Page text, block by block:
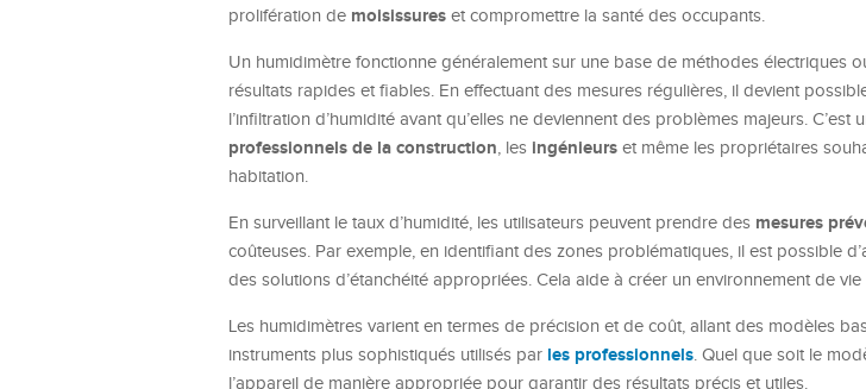
prolifération de moisissures et compromettre la santé des occupants.
Un humidimètre fonctionne généralement sur une base de méthodes électriques
résultats rapides et fiables. En effectuant des mesures régulières, il devient
l’infiltration d’humidité avant qu’elles ne deviennent des problèmes majeurs.
professionnels de la construction, les ingénieurs et même les propriétaires
habitation.
En surveillant le taux d’humidité, les utilisateurs peuvent prendre des mesures
coûteuses. Par exemple, en identifiant des zones problématiques, il est possible
des solutions d’étanchéité appropriées. Cela aide à créer un environnement de
Les humidimètres varient en termes de précision et de coût, allant des modèles
instruments plus sophistiqués utilisés par les professionnels. Quel que soit le
l’appareil de manière appropriée pour garantir des résultats précis et utiles.